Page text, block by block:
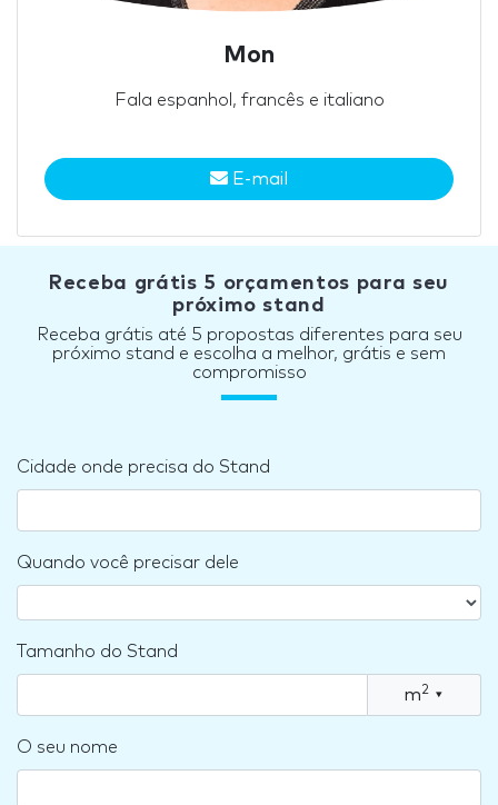
Mon
Fala espanhol, francês e italiano
E-mail
Receba grátis 5 orçamentos para seu
próximo stand
Receba grátis até 5 propostas diferentes para seu
próximo stand e escolha a melhor, grátis e sem
compromisso
Cidade onde precisa do Stand
Quando você precisar dele
Tamanho do Stand
m2 ▾
O seu nome